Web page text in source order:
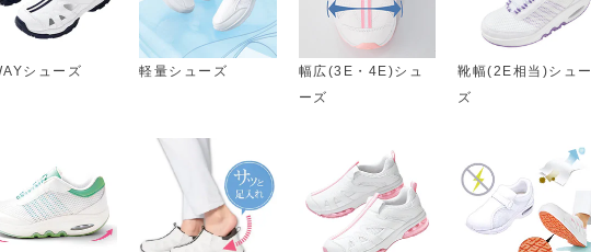
シューズ 軽量シューズ
幅広(3E・4E)シュ
ーズ
靴幅(2E相当)シュー
ズ